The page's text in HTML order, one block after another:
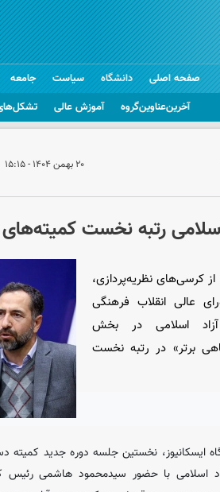
صفحه اصلی
دانشگاه
آخرین‌عناوین‌گروه
آموزش عالی
سیاست جامعه
۲۰ بهمن ۱۴۰۴ - ۱۵:۱۵
اسلامی رتبه نخست
کرسی‌های نظریه‌پردازی،
عالی انقلاب فرهنگی
اسلامی در بخش
برتر» در رتبه نخست
ایسکانیوز، نخستین جلسه دوره جدید کمیته
اسلامی با حضور سیدمحمود هاشمی رئیس